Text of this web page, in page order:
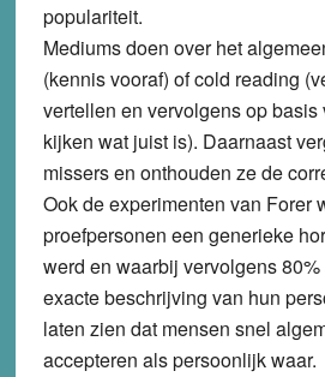
populariteit.
Mediums doen over het
(kennis vooraf) of cold reading
vertellen en vervolgens op basis
kijken wat juist is). Daarnaast
missers en onthouden ze de
Ook de experimenten van Forer
proefpersonen een generieke
werd en waarbij vervolgens
exacte beschrijving van hun
laten zien dat mensen snel
accepteren als persoonlijk waar.